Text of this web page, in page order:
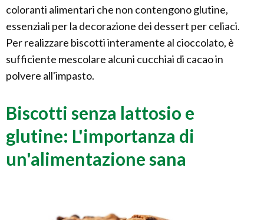
coloranti alimentari che non contengono glutine,
essenziali per la decorazione dei dessert per celiaci.
Per realizzare biscotti interamente al cioccolato, è
sufficiente mescolare alcuni cucchiai di cacao in
polvere all'impasto.
Biscotti senza lattosio e
glutine: L'importanza di
un'alimentazione sana